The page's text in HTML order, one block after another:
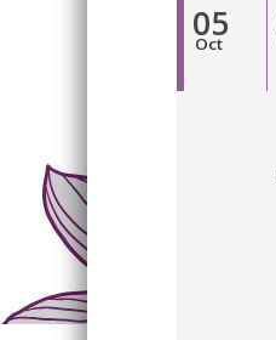
05
Oct